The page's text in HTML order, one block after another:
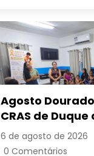
Agosto
CRAS de
em apoio à
e à primeira
6 de agosto de 2026
0 Comentários